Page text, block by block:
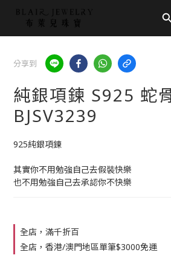
分享到
純銀項鍊 S925 蛇
BJSV3239
925純銀項鍊
其實你不用勉強自己去假裝快樂
也不用勉強自己去承認你不快樂
全店，滿千折百
全店，香港/澳門地區單筆$3000免運